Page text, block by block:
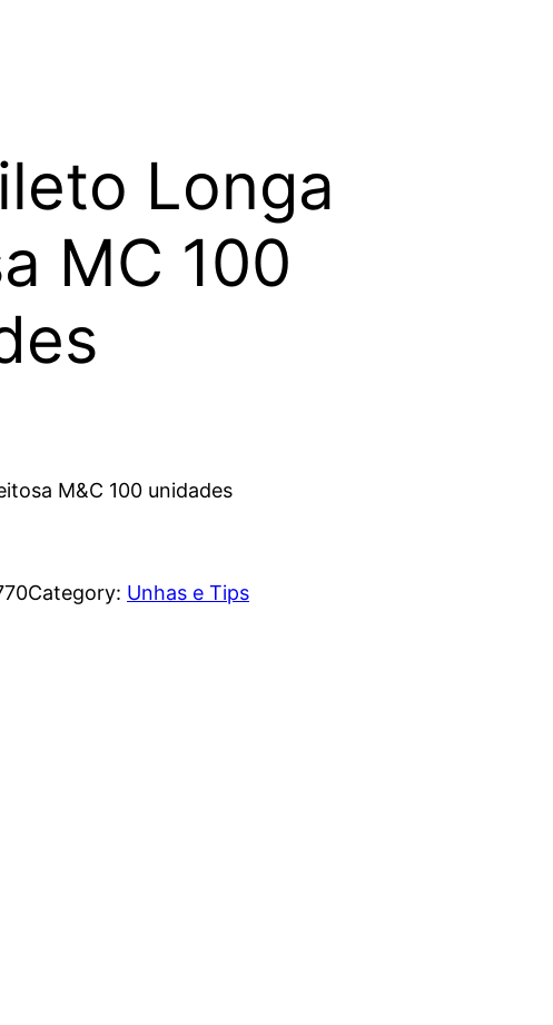
Longa
MC 100
M&C 100 unidades
Category: Unhas e Tips